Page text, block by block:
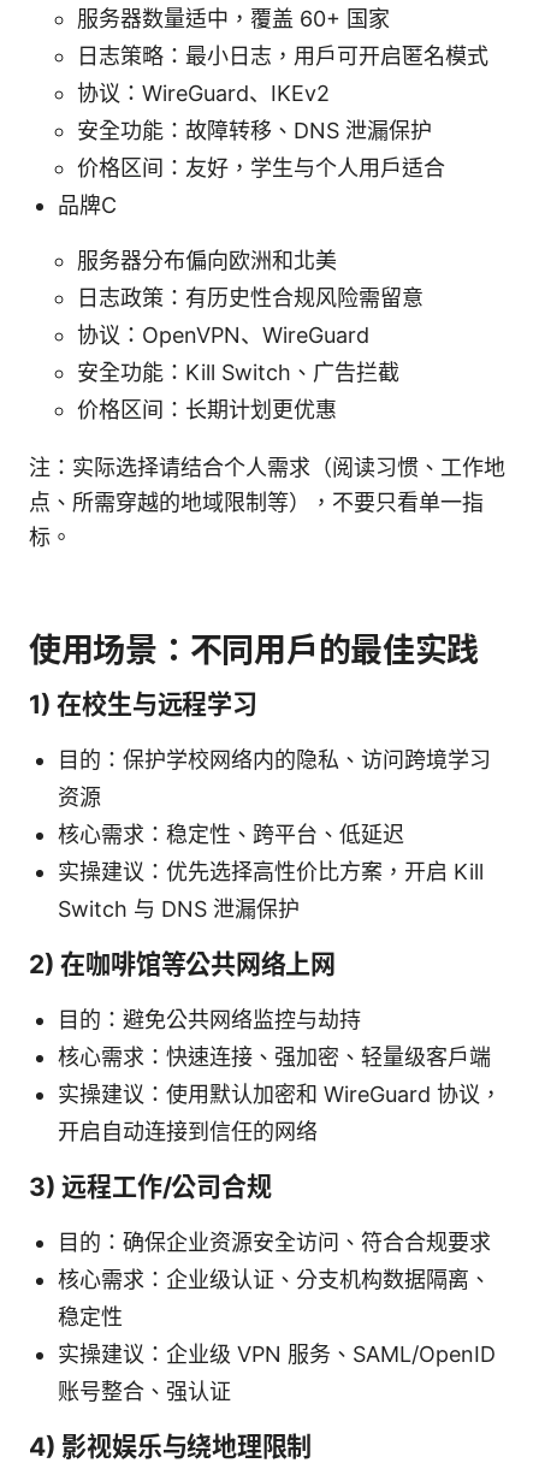
服务器数量适中，覆盖 60+ 国家
日志策略：最小日志，用户可开启匿名模式
协议：WireGuard、IKEv2
安全功能：故障转移、DNS 泄漏保护
价格区间：友好，学生与个人用户适合
品牌C
服务器分布偏向欧洲和北美
日志政策：有历史性合规风险需留意
协议：OpenVPN、WireGuard
安全功能：Kill Switch、广告拦截
价格区间：长期计划更优惠
注：实际选择请结合个人需求（阅读习惯、工作地
点、所需穿越的地域限制等），不要只看单一指
标。
使用场景：不同用户的最佳实践
1) 在校生与远程学习
目的：保护学校网络内的隐私、访问跨境学习
资源
核心需求：稳定性、跨平台、低延迟
实操建议：优先选择高性价比方案，开启 Kill
Switch 与 DNS 泄漏保护
2) 在咖啡馆等公共网络上网
目的：避免公共网络监控与劫持
核心需求：快速连接、强加密、轻量级客户端
实操建议：使用默认加密和 WireGuard 协议，
开启自动连接到信任的网络
3) 远程工作/公司合规
目的：确保企业资源安全访问、符合合规要求
核心需求：企业级认证、分支机构数据隔离、
稳定性
实操建议：企业级 VPN 服务、SAML/OpenID
账号整合、强认证
4) 影视娱乐与绕地理限制